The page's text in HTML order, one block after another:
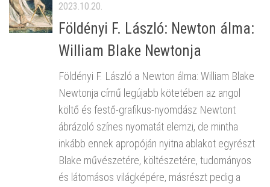
2023.10.20.
Földényi F. László: Newton álma:
William Blake Newtonja
Földényi F. László a Newton álma: William Blake
Newtonja című legújabb kötetében az angol
költő és festő-grafikus-nyomdász Newtont
ábrázoló színes nyomatát elemzi, de mintha
inkább ennek apropóján nyitna ablakot egyrészt
Blake művészetére, költészetére, tudományos
és látomásos világképére, másrészt pedig a